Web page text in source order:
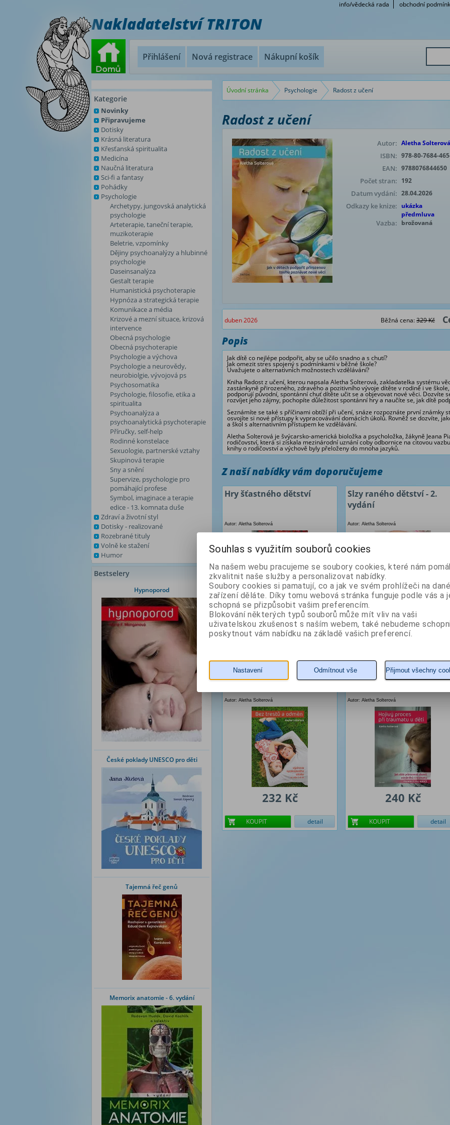
info/vědecká rada obchodní
Nakladatelství TRITON
Přihlášení Nová registrace Nákupní košík
Kategorie
Novinky
Připravujeme
Dotisky
Krásná literatura
Křesťanská spiritualita
Medicína
Naučná literatura
Sci-fi a fantasy
Pohádky
Psychologie
Archetypy, jungovská analytická
psychologie
Arteterapie, taneční terapie,
muzikoterapie
Beletrie, vzpomínky
Dějiny psychoanalýzy a hlubinné
psychologie
Daseinsanalýza
Gestalt terapie
Humanistická psychoterapie
Hypnóza a strategická terapie
Komunikace a média
Krizové a mezní situace, krizová
intervence
Obecná psychologie
Obecná psychoterapie
Psychologie a výchova
Psychologie a neurovědy,
neurobiolgie, vývojová ps
Psychosomatika
Psychologie, filosofie, etika a
spiritualita
Psychoanalýza a
psychoanalytická psychoterapie
Příručky, self-help
Rodinné konstelace
Sexuologie, partnerské vztahy
Skupinová terapie
Sny a snění
Supervize, psychologie pro
pomáhající profese
Symbol, imaginace a terapie
edice - 13. komnata duše
Zdraví a životní styl
Dotisky - realizované
Rozebrané tituly
Volně ke stažení
Humor
Bestselery
Hypnoporod
České poklady UNESCO pro děti
Tajemná řeč genů
Memorix anatomie - 6. vydání
Úvodní stránka Psychologie Radost z učení
Radost z učení
Autor: Aletha Solterová
ISBN: 978-80-7684-
EAN: 9788076844650
Počet stran: 192
Datum vydání: 28.04.2026
Odkazy ke knize: ukázka
předmluva
Vazba: brožovaná
duben 2026 Běžná cena:329 Kč
Popis
Jak dítě co nejlépe podpořit, aby se učilo snadno a s chutí?
Jak omezit stres spojený s podmínkami v běžné škole?
Uvažujete o alternativních možnostech vzdělávání?
Kniha Radost z učení, kterou napsala Aletha Solterová, zakladatelka systému
zastánkyně přirozeného, zdravého a pozitivního vývoje dítěte v rodině i ve
podporují původní, spontánní chuť dítěte učit se a objevovat nové věci. Dozvíte
rozvíjet jeho zájmy, pochopíte důležitost spontánní hry a naučíte se, jak dítě
Seznámíte se také s příčinami obtíží při učení, snáze rozpoznáte první známky
osvojíte si nové přístupy k vypracovávání domácích úkolů. Rovněž se dozvíte,
a škol s alternativním přístupem ke vzdělávání.
Aletha Solterová je švýcarsko-americká bioložka a psycholožka, žákyně Jeana
rodičovství, která si získala mezinárodní uznání coby odbornice na citovou
knihy o rodičovství a výchově byly přeloženy do mnoha jazyků.
Z naší nabídky vám doporučujeme
Hry šťastného dětství
Autor: Aletha Solterová
240 Kč
Slzy raného dětství - 2.
vydání
Autor: Aletha Solterová
272 Kč
Bez trestů a odměn
Autor: Aletha Solterová
232 Kč
KOUPIT detail
Hojivý proces při
u dětí
Autor: Aletha Solterová
240 Kč
KOUPIT detail
Souhlas s využitím souborů cookies
Na našem webu pracujeme se soubory cookies, které nám
zkvalitnit naše služby a personalizovat nabídky.
Soubory cookies si pamatují, co a jak ve svém prohlížeči na
zařízení děláte. Díky tomu webová stránka funguje podle vás a
schopná se přizpůsobit vašim preferencím.
Blokování některých typů souborů může mít vliv na vaši
uživatelskou zkušenost s naším webem, také nebudeme schopni
poskytnout vám nabídku na základě vašich preferencí.
Nastavení Odmítnout vše Přijmout všechny